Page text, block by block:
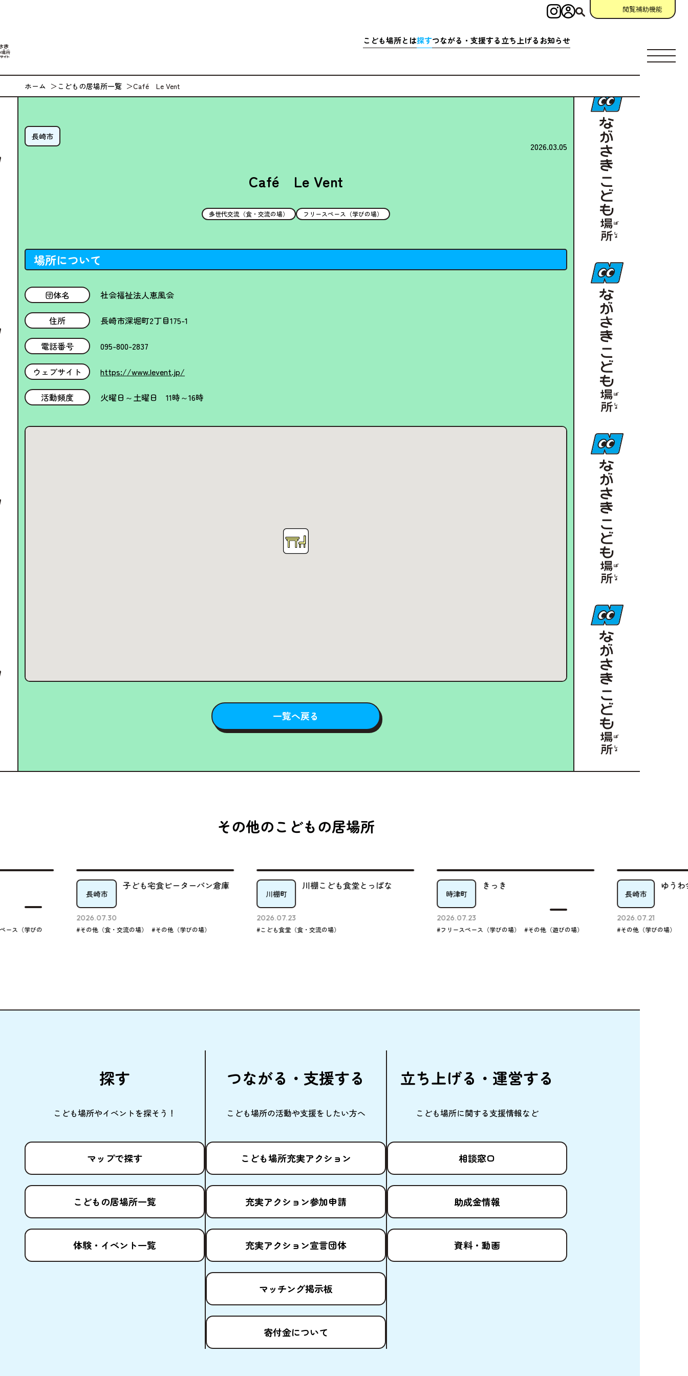
こども場所とは探すつながる・ 支援する立ち 上げる お知らせ
インスタグラム
ログイン 閲覧補助機能
ホーム こどもの居場所一覧 Café Le Vent
長崎市
2026.03.05
Café Le Vent
多世代交流（食・交流の場） フリースペース（学びの場）
場所について
団体名 社会福祉法人恵風会
住所 長崎市深堀町2丁目175-1
電話番号 095-800-2837
ウェブサイト https://www.levent.jp/
活動頻度 火曜日～土曜日 11時～16時
一覧へ戻る
その他のこどもの居場所
子ども宅食ピーターパン倉庫
2026.07.30
#その他（食・交流の場） #その他（学びの場）
川棚こども食堂とっぱな
#こども食堂（食・交流の場） #フリースペース（学びの場） #その他（遊びの場）
ゆうわ会 地域
#その他（学びの場）
探す
こども場所やイベントを探そう！
マップで探す
こどもの居場所一覧
体験 ・イベント一覧
つながる・ 支援する
こども場所の活動や支援をしたい方へ
こども場所充実アクション
充実アクション参加申請
充実アクション宣言団体
マッチング掲示板
寄付金について
立ち上げる・ 運営する
こども場所に関する支援情報など
相談窓口
助成金情報
資料 ・ 動画